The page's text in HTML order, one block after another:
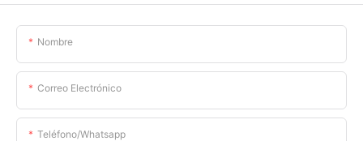
Nombre
Correo Electrónico
Teléfono/whatsapp